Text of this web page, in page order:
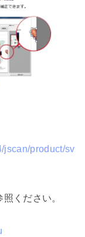
jscan/product/sv
ください。